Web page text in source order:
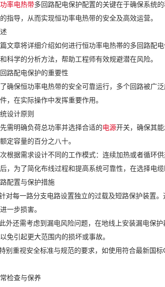
率电热带多回路配电保护配置的关键在于确保系统
指导，从而实现恒功率电热带的安全及高效运营。
文章将详细介绍如何进行恒功率电热帯的多回路配
科学的分析方法，帮助工程师有效规避潜在风险。
路配电保护的重要性
确保恒功率电热带的安全可靠运行，多个回路被广
，在实际操作中发挥重要作用。
设计原则
需明确负荷总功率并选择合适的电源开关，确保其
定容量的百分之八十。
根据需求设计不同的工作模式：连续加热或者循环
，为了简化布线过程和提高系统可靠性，在选择电
配置与保护措施
对每一路分支电路设置独立的过载及短路保护装置
一步损害。
此外还需考虑到漏电风险问题，在地线上安装漏电保
免引起更大范围内的损坏或事故。
别重视安全标准与规范的要求，如使用符合最新国
检查与保养